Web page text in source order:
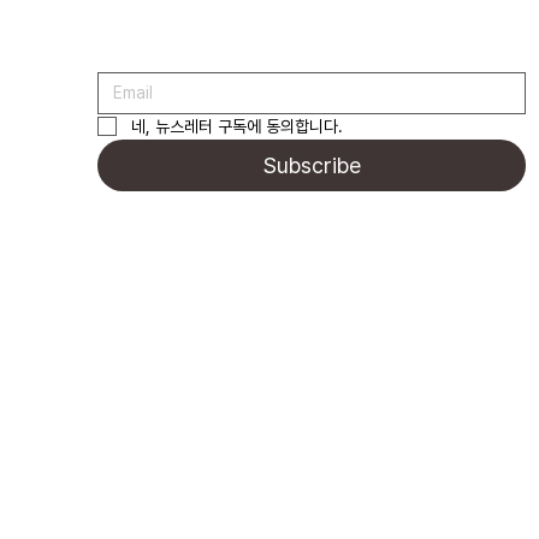
네, 뉴스레터 구독에 동의합니다.
Subscribe